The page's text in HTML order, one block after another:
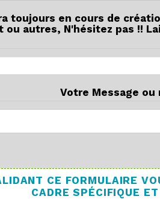
toujours en cours de
autres, N'hésitez pas !!
Votre Message
CE FORMULAIRE
CADRE SPÉCIFIQUE